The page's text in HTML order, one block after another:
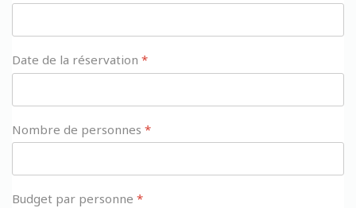
Date de la réservation *
Nombre de personnes *
Budget par personne *